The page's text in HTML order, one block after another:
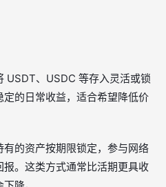
USDT、USDC 等存入灵活或锁
的日常收益，适合希望降低价
有的资产按期限锁定，参与网络
。这类方式通常比活期更具收